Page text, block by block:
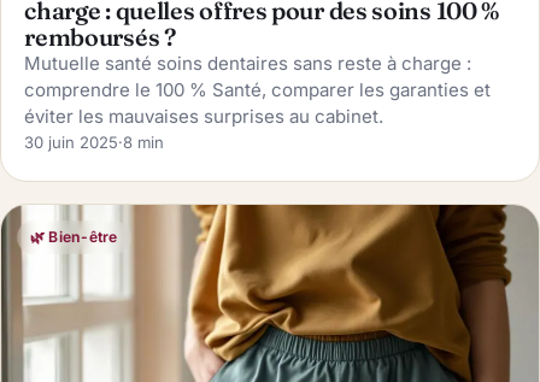
charge : quelles offres pour des soins 100 %
remboursés ?
Mutuelle santé soins dentaires sans reste à charge :
comprendre le 100 % Santé, comparer les garanties et
éviter les mauvaises surprises au cabinet.
30 juin 2025·8 min
🌿 Bien-être